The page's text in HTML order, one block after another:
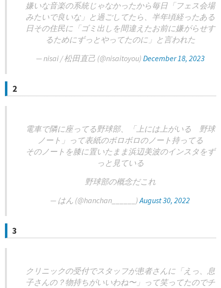
嫌いな音楽の系統じゃなかったから毎日「フェス会場
みたいで良いな」と過ごしてたら、半年頃経ったある
日その住民に「ゴミ出しを間違えたお前に嫌がらせす
るためにずっとやってたのに」と言われた
— nisai / 松田直己 (@nisaitoyou) December 18, 2023
2
電車で隣に座ってる野球部、「上には上がいる 野球
ノート」って表紙のボロボロのノート持ってる
そのノートを膝に置いたまま浜辺美波のインスタをず
っと見ている
野球部の概念だこれ
— はん (@hanchan______)August 30, 2022
3
クリニックの受付でスタッフが患者さんに「えっ、息
子さんの？物持ちがいいわね〜」って笑ってたのでチ